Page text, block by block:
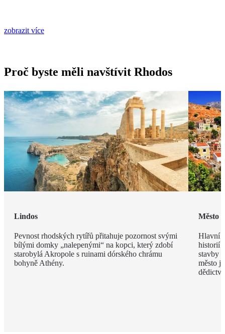
zobrazit více
Proč byste měli navštívit Rhodos
Lindos
Pevnost rhodských rytířů přitahuje pozornost svými
bílými domky „nalepenými“ na kopci, který zdobí
starobylá Akropole s ruinami dórského chrámu
bohyně Athény.
Město
Hlavní
historií
stavby
město